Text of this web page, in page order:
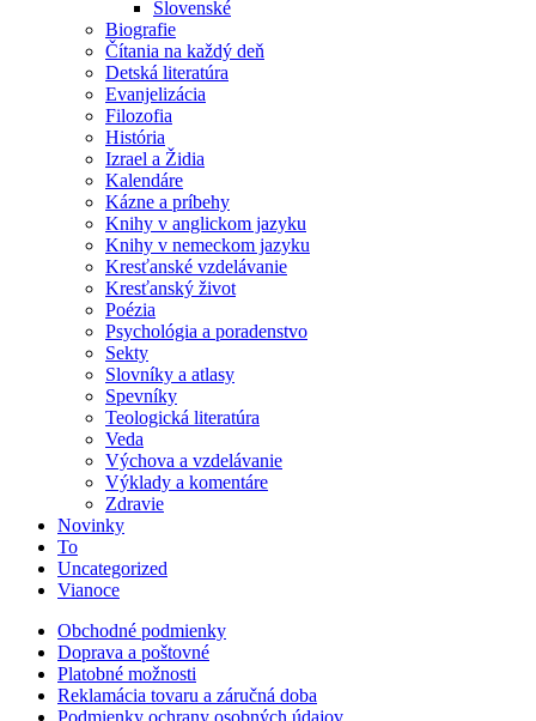
Slovenské
Biografie
Čítania na každý deň
Detská literatúra
Evanjelizácia
Filozofia
História
Izrael a Židia
Kalendáre
Kázne a príbehy
Knihy v anglickom jazyku
Knihy v nemeckom jazyku
Kresťanské vzdelávanie
Kresťanský život
Poézia
Psychológia a poradenstvo
Sekty
Slovníky a atlasy
Spevníky
Teologická literatúra
Veda
Výchova a vzdelávanie
Výklady a komentáre
Zdravie
Novinky
To
Uncategorized
Vianoce
Obchodné podmienky
Doprava a poštovné
Platobné možnosti
Reklamácia tovaru a záručná doba
Podmienky ochrany osobných údajov